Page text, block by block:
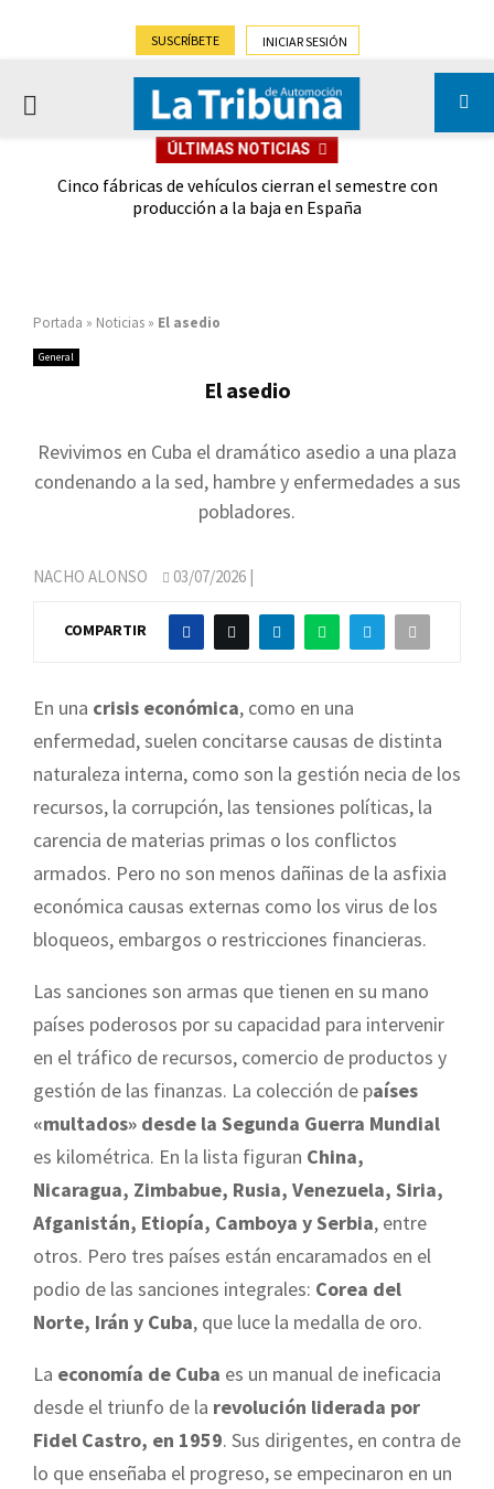
SUSCRÍBETE INICIAR SESIÓN
PRIMARY
ÚLTIMAS NOTICIAS
Cinco fábricas de vehículos cierran el semestre con
producción a la baja en España
Portada » Noticias » El asedio
General
El asedio
Revivimos en Cuba el dramático asedio a una plaza
condenando a la sed, hambre y enfermedades a sus
pobladores.
NACHO ALONSO 03/07/2026 |
COMPARTIR
En una crisis económica, como en una
enfermedad, suelen concitarse causas de distinta
naturaleza interna, como son la gestión necia de los
recursos, la corrupción, las tensiones políticas, la
carencia de materias primas o los conflictos
armados. Pero no son menos dañinas de la asfixia
económica causas externas como los virus de los
bloqueos, embargos o restricciones financieras.
Las sanciones son armas que tienen en su mano
países poderosos por su capacidad para intervenir
en el tráfico de recursos, comercio de productos y
gestión de las finanzas. La colección de países
«multados» desde la Segunda Guerra Mundial
es kilométrica. En la lista figuran China,
Nicaragua, Zimbabue, Rusia, Venezuela, Siria,
Afganistán, Etiopía, Camboya y Serbia, entre
otros. Pero tres países están encaramados en el
podio de las sanciones integrales: Corea del
Norte, Irán y Cuba, que luce la medalla de oro.
La economía de Cuba es un manual de ineficacia
desde el triunfo de la revolución liderada por
Fidel Castro, en 1959. Sus dirigentes, en contra de
lo que enseñaba el progreso, se empecinaron en un